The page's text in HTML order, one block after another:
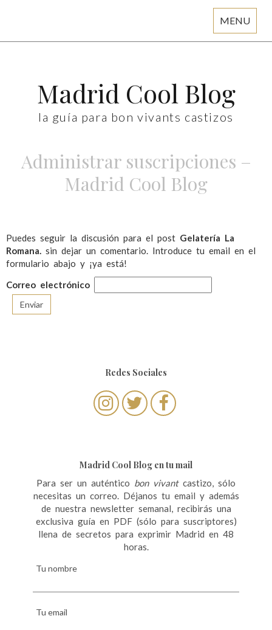
MENU
Madrid Cool Blog
la guía para bon vivants castizos
Administrar suscripciones –
Madrid Cool Blog
Puedes seguir la discusión para el post Gelatería La
Romana. sin dejar un comentario. Introduce tu email en el
formulario abajo y ¡ya está!
Correo electrónico
Redes Sociales
Madrid Cool Blog en tu mail
Para ser un auténtico bon vivantcastizo, sólo
necesitas un correo. Déjanos tu email y además
de nuestra newsletter semanal, recibirás una
exclusiva guía en PDF (sólo para suscriptores)
llena de secretos para exprimir Madrid en 48
horas.
Tu nombre
Tu email